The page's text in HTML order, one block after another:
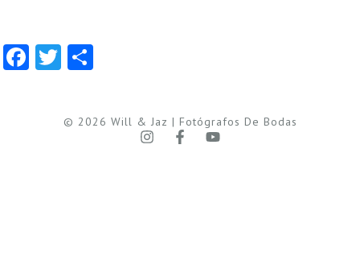
Facebook
Twitter
© 2026 Will & Jaz | Fotógrafos De Bodas